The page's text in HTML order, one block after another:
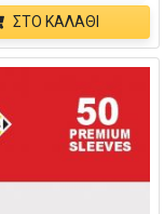
ΣΤΟ ΚΑΛΆΘΙ